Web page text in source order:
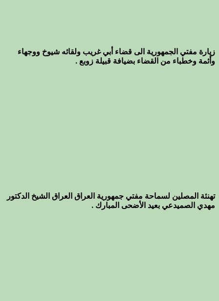
زيارة مفتي الجمهورية الى قضاء أبي غريب ولقائه شيوخ ووجهاء
وأئمة وخطباء من القضاء بضيافة قبيلة زوبع .
تهنئة المصلين لسماحة مفتي جمهورية العراق العراق الشيخ الدكتور
مهدي الصميدعي بعيد الأضحى المبارك .